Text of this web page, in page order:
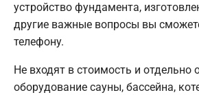
устройство фундамента,
другие важные вопросы вы
телефону.
Не входят в стоимость и отдельно
оборудование сауны, бассейна,